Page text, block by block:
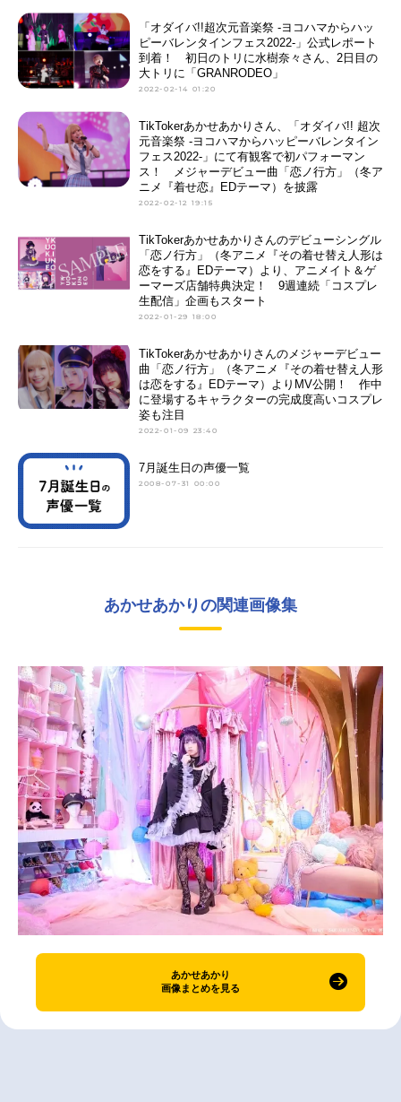
「オダイバ!!超次元音楽祭 -ヨコハマからハッ
ピーバレンタインフェス2022-」公式レポート
到着！ 初日のトリに水樹奈々さん、2日目の
大トリに「GRANRODEO」
2022-02-14 01:20
TikTokerあかせあかりさん、「オダイバ!! 超次
元音楽祭 -ヨコハマからハッピーバレンタイン
フェス2022-」にて有観客で初パフォーマン
ス！ メジャーデビュー曲「恋ノ行方」（冬ア
ニメ『着せ恋』EDテーマ）を披露
2022-02-12 19:15
TikTokerあかせあかりさんのデビューシングル
「恋ノ行方」（冬アニメ『その着せ替え人形は
恋をする』EDテーマ）より、アニメイト＆ゲ
ーマーズ店舗特典決定！ 9週連続「コスプレ
生配信」企画もスタート
2022-01-29 18:00
TikTokerあかせあかりさんのメジャーデビュー
曲「恋ノ行方」（冬アニメ『その着せ替え人形
は恋をする』EDテーマ）よりMV公開！ 作中
に登場するキャラクターの完成度高いコスプレ
姿も注目
2022-01-09 23:40
7月誕生日の声優一覧
2008-07-31 00:00
あかせあかりの関連画像集
あかせあかり
画像まとめを見る